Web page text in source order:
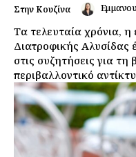
Στην Κουζίνα
Τα τελευταία χρόνια,
Διατροφικής Αλυσίδας
στις συζητήσεις για τη
περιβαλλοντικό